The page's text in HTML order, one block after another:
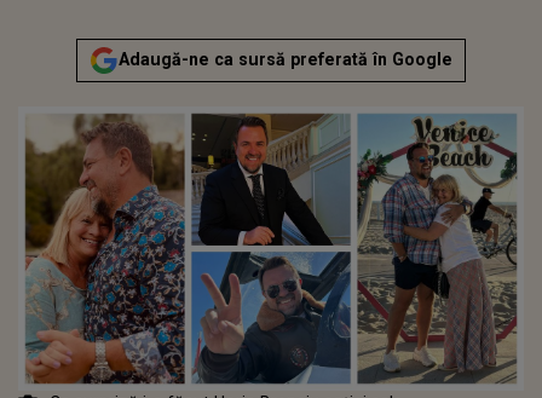
Adaugă-ne ca sursă preferată în Google